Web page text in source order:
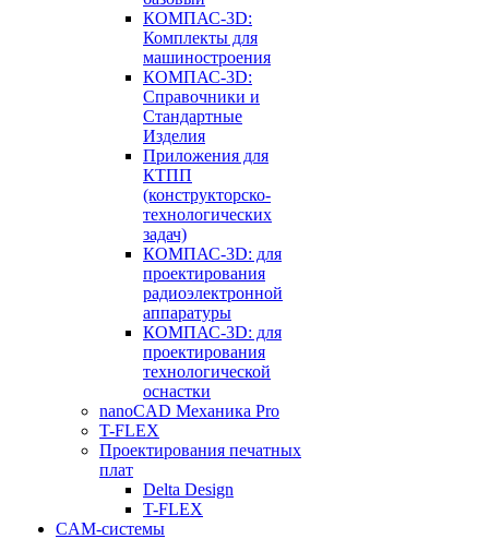
КОМПАС-3D:
Комплекты для
машиностроения
КОМПАС-3D:
Справочники и
Стандартные
Изделия
Приложения для
КТПП
(конструкторско-
технологических
задач)
КОМПАС-3D: для
проектирования
радиоэлектронной
аппаратуры
КОМПАС-3D: для
проектирования
технологической
оснастки
nanoCAD Механика Pro
T-FLEX
Проектирования печатных
плат
Delta Design
T-FLEX
CAM-системы